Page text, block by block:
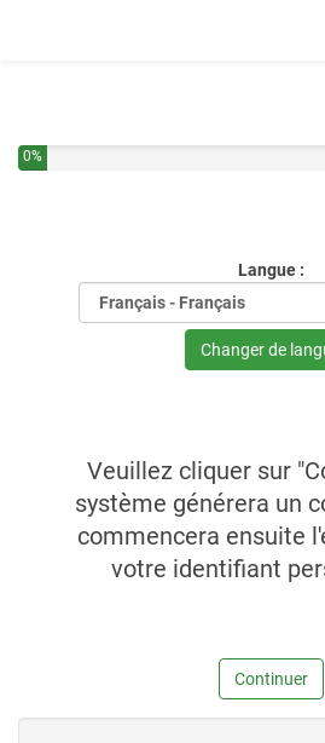
Vous avez complété 0% de ce
0%
Langue :
Changer de
Veuillez cliquer sur
système générera un
commencera ensuite
votre identifiant
Continuer